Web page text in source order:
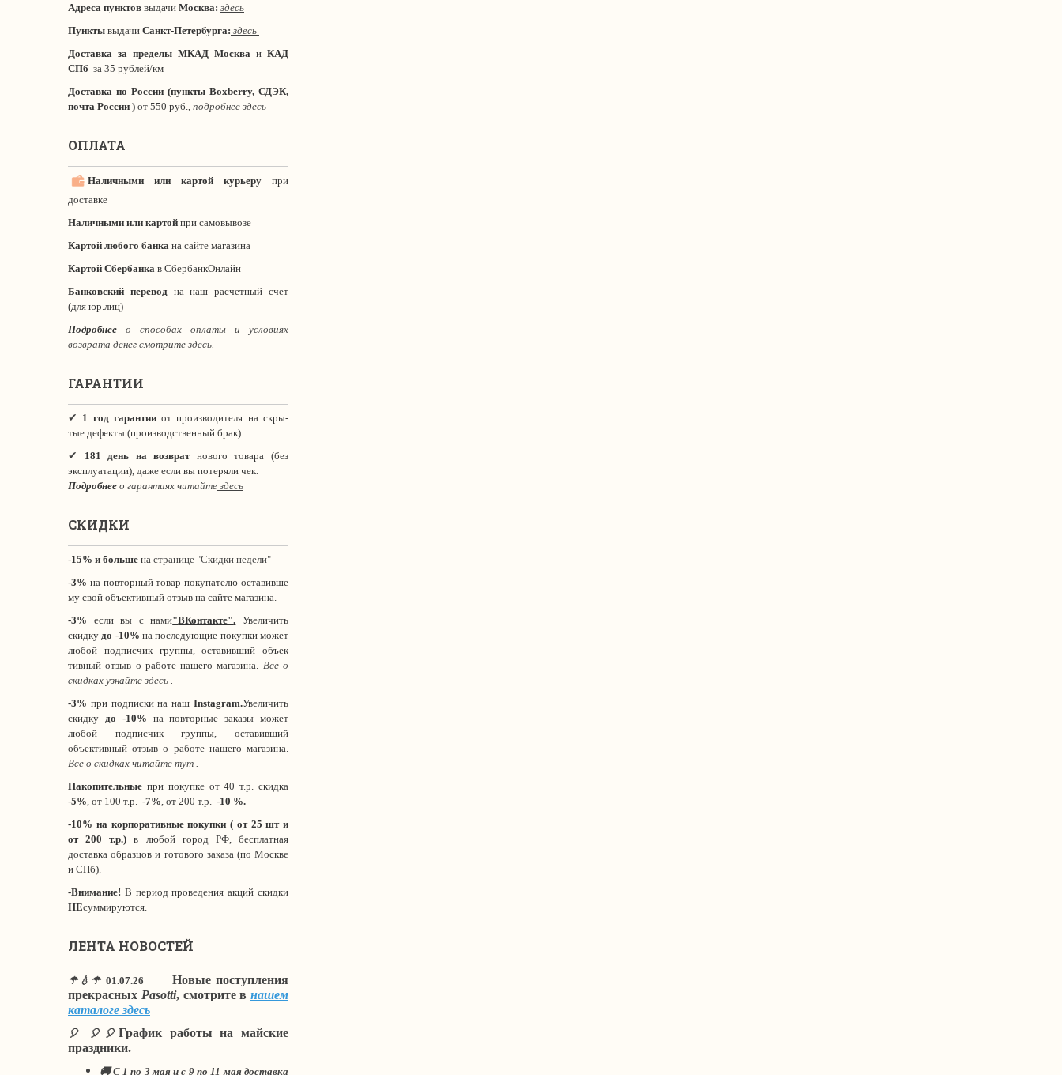
Адреса пунктов выдачи Москва: здесь
Пункты выдачи Санкт-Петербурга: здесь
Доставка за пределы МКАД Москва и КАД
СПб за 35 рублей/км
Доставка по России (пункты Boxberry, СДЭК,
почта России ) от 550 руб., подробнее здесь
ОПЛАТА
Наличными или картой курьеру при
доставке
Наличными или картой при самовывозе
Картой любого банка на сайте магазина
Картой Сбербанка в СбербанкОнлайн
Банковский перевод на наш расчетный счет
(для юр.лиц)
Подробнее о способах оплаты и условиях
возврата денег смотрите здесь.
ГАРАНТИИ
✔ 1 год гарантииот производителя на скры-
тые дефекты (производственный брак)
✔ 181 день на возвратнового товара (без
эксплуатации), даже если вы потеряли чек.
Подробнее о гарантиях читайте здесь
СКИДКИ
-15% и больше на странице "Скидки недели"
-3% на повторный товар покупателю оставивше
му свой объективный отзыв на сайте магазина.
-3% если вы с нами"ВКонтакте".
Увеличить
скидкудо -10% на последующие покупки может
любой подписчик группы, оставивший объек
тивный отзыв о работе нашего магазина. Все о
скидках узнайте здесь .
-3% при подписки на наш Instagram.Увеличить
скидку до -10% на повторные заказы может
любой подписчик группы, оставивший
объективный отзыв о работе нашего магазина.
Все о скидках читайте тут .
Накопительные при покупке от 40 т.р. скидка
-5%, от 100 т.р. -7%, от 200 т.р. -10 %.
-10% на корпоративные покупки ( от 25 шт и
от 200 т.р.) в любой город РФ, бесплатная
доставка образцов и готового заказа (по Москве
и СПб).
-Внимание! В период проведения акций скидки
НЕсуммируются.
ЛЕНТА НОВОСТЕЙ
☂💧☂01.07.26
Новые поступления
прекрасных Pasotti, смотрите в нашем
каталоге здесь
🎈 🎈🎈График работы на майские
праздники.
🚚 С 1 по 3 мая и с 9 по 11 мая доставка